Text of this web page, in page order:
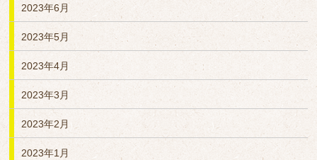
2023年6月
2023年5月
2023年4月
2023年3月
2023年2月
2023年1月